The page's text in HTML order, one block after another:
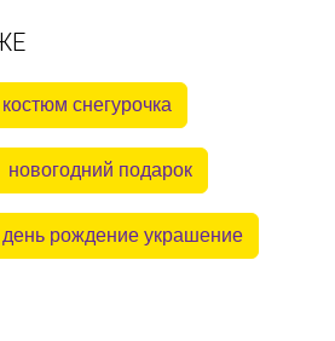
костюм снегурочка
новогодний подарок
день рождение украшение